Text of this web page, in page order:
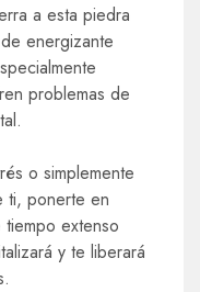
a esta piedra
energizante
problemas de
o simplemente
ti, ponerte en
extenso
y te liberará